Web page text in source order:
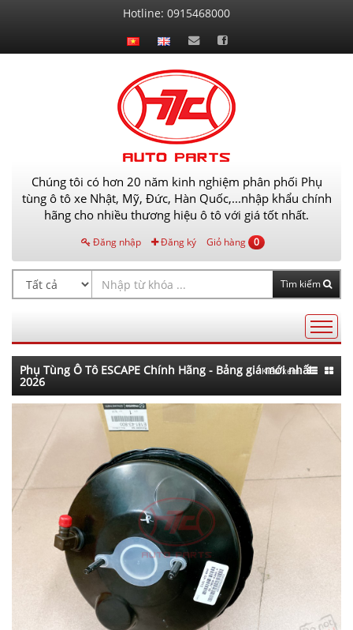
hệ
Hotline: 0915468000
Chúng tôi có hơn 20 năm kinh nghiệm phân phối Phụ
tùng ô tô xe Nhật, Mỹ, Đức, Hàn Quốc,...nhập khẩu chính
hãng cho nhiều thương hiệu ô tô với giá tốt nhất.
Đăng nhập Đăng ký Giỏ hàng 0
Tìm kiếm
AutoPart
Phụ Tùng Ô Tô ESCAPE Chính Hãng - Bảng giá mới nhất
2026
Kiểu xem: